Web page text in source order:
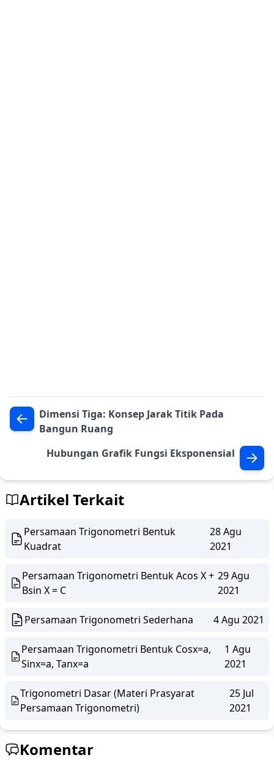
Dimensi Tiga: Konsep Jarak Titik Pada
Bangun Ruang
Hubungan Grafik Fungsi Eksponensial
Artikel Terkait
Persamaan Trigonometri Bentuk
Kuadrat
28 Agu
2021
Persamaan Trigonometri Bentuk Acos X +
Bsin X = C
29 Agu
2021
Persamaan Trigonometri Sederhana 4 Agu 2021
Persamaan Trigonometri Bentuk Cosx=a,
Sinx=a, Tanx=a
1 Agu
2021
Trigonometri Dasar (Materi Prasyarat
Persamaan Trigonometri)
25 Jul
2021
Komentar